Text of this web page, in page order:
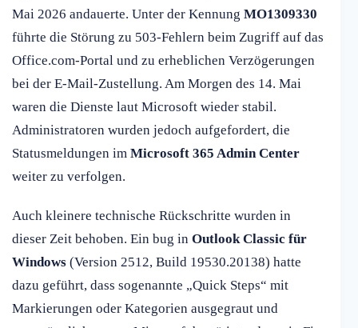
Mai 2026 andauerte. Unter der Kennung MO1309330
führte die Störung zu 503-Fehlern beim Zugriff auf das
Office.com-Portal und zu erheblichen Verzögerungen
bei der E-Mail-Zustellung. Am Morgen des 14. Mai
waren die Dienste laut Microsoft wieder stabil.
Administratoren wurden jedoch aufgefordert, die
Statusmeldungen im Microsoft 365 Admin Center
weiter zu verfolgen.
Auch kleinere technische Rückschritte wurden in
dieser Zeit behoben. Ein bug in Outlook Classic für
Windows (Version 2512, Build 19530.20138) hatte
dazu geführt, dass sogenannte „Quick Steps“ mit
Markierungen oder Kategorien ausgegraut und